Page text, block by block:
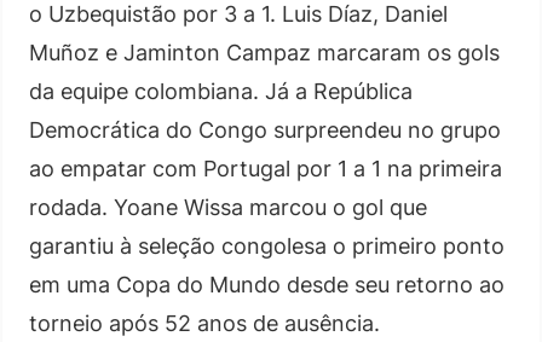
o Uzbequistão por 3 a 1. Luis Díaz, Daniel
Muñoz e Jaminton Campaz marcaram os gols
da equipe colombiana. Já a República
Democrática do Congo surpreendeu no grupo
ao empatar com Portugal por 1 a 1 na primeira
rodada. Yoane Wissa marcou o gol que
garantiu à seleção congolesa o primeiro ponto
em uma Copa do Mundo desde seu retorno ao
torneio após 52 anos de ausência.